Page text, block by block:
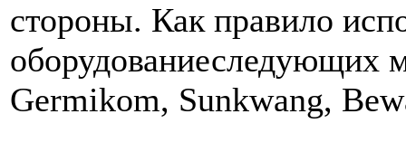
стороны. Как правило
оборудованиеследующих
Germikom, Sunkwang,